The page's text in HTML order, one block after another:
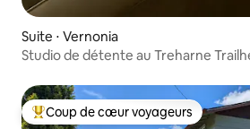
Suite ⋅ Vernonia
Studio de détente au Treharne
Coups de cœur voyageurs les plus
Coup de cœur voyageurs